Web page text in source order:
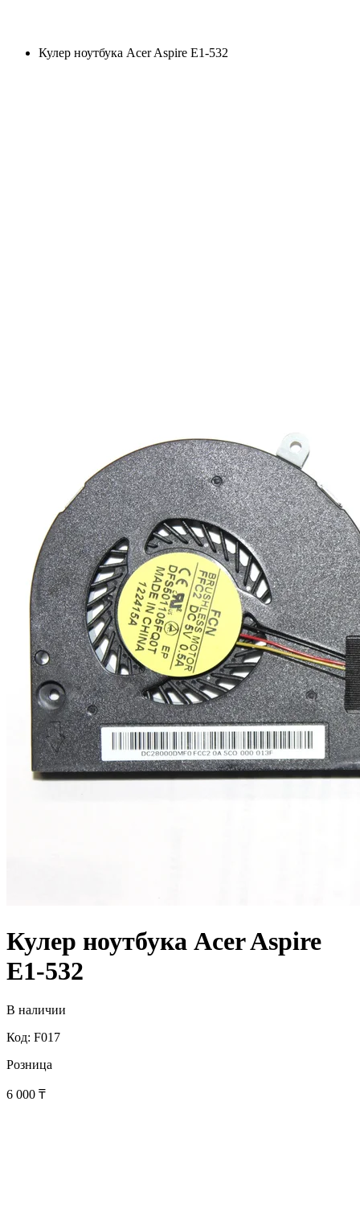
Кулер ноутбука Acer Aspire E1-532
Кулер ноутбука Acer Aspire
E1-532
В наличии
Код: F017
Розница
6 000 ₸